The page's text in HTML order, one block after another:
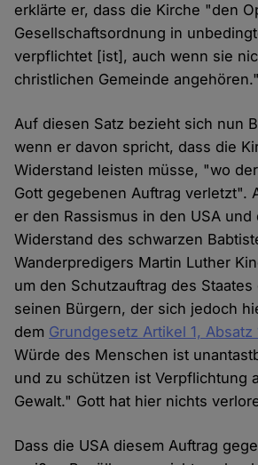
erklärte er, dass die Kirche "den
Gesellschaftsordnung in
verpflichtet [ist], auch wenn sie
christlichen Gemeinde angehören."
Auf diesen Satz bezieht sich nun
wenn er davon spricht, dass die
Widerstand leisten müsse, "wo
Gott gegebenen Auftrag verletzt".
er den Rassismus in den USA und
Widerstand des schwarzen
Wanderpredigers Martin Luther
um den Schutzauftrag des
seinen Bürgern, der sich jedoch
dem Grundgesetz Artikel 1, Absatz
Würde des Menschen ist
und zu schützen ist Verpflichtung
Gewalt." Gott hat hier nichts
Dass die USA diesem Auftrag